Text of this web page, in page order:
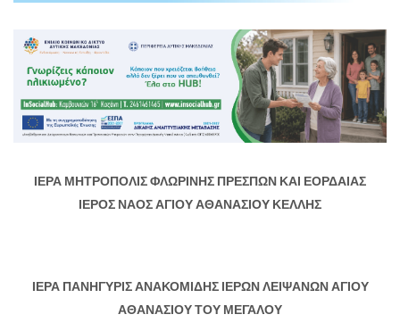
ΙΕΡΑ ΜΗΤΡΟΠΟΛΙΣ ΦΛΩΡΙΝΗΣ ΠΡΕΣΠΩΝ ΚΑΙ ΕΟΡΔΑΙΑΣ
ΙΕΡΟΣ ΝΑΟΣ ΑΓΙΟΥ ΑΘΑΝΑΣΙΟΥ ΚΕΛΛΗΣ
ΙΕΡΑ ΠΑΝΗΓΥΡΙΣ ΑΝΑΚΟΜΙΔΗΣ ΙΕΡΩΝ ΛΕΙΨΑΝΩΝ ΑΓΙΟΥ
ΑΘΑΝΑΣΙΟΥ ΤΟΥ ΜΕΓΑΛΟΥ